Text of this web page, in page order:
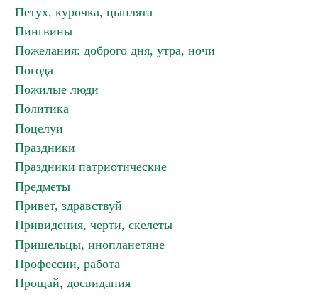
Петух, курочка, цыплята
Пингвины
Пожелания: доброго дня, утра, ночи
Погода
Пожилые люди
Политика
Поцелуи
Праздники
Праздники патриотические
Предметы
Привет, здравствуй
Привидения, черти, скелеты
Пришельцы, инопланетяне
Профессии, работа
Прощай, досвидания